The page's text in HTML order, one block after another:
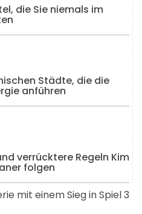
die Sie niemals im
Städte, die die
anführen
verrücktere Regeln Kim
folgen